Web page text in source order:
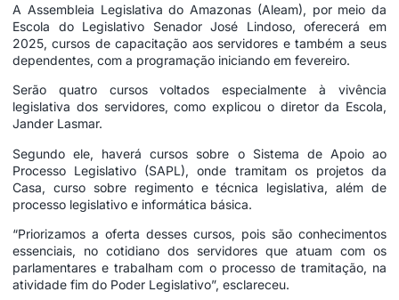
A Assembleia Legislativa do Amazonas (Aleam), por meio da
Escola do Legislativo Senador José Lindoso, oferecerá em
2025, cursos de capacitação aos servidores e também a seus
dependentes, com a programação iniciando em fevereiro.
Serão quatro cursos voltados especialmente à vivência
legislativa dos servidores, como explicou o diretor da Escola,
Jander Lasmar.
Segundo ele, haverá cursos sobre o Sistema de Apoio ao
Processo Legislativo (SAPL), onde tramitam os projetos da
Casa, curso sobre regimento e técnica legislativa, além de
processo legislativo e informática básica.
“Priorizamos a oferta desses cursos, pois são conhecimentos
essenciais, no cotidiano dos servidores que atuam com os
parlamentares e trabalham com o processo de tramitação, na
atividade fim do Poder Legislativo”, esclareceu.